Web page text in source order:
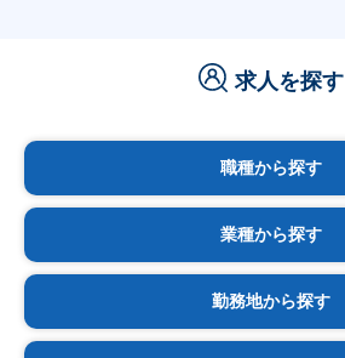
求人を探す
職種から探す
業種から探す
勤務地から探す